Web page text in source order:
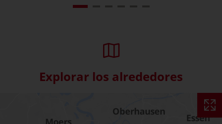
Explorar los alrededores
Skip interactive map (Not